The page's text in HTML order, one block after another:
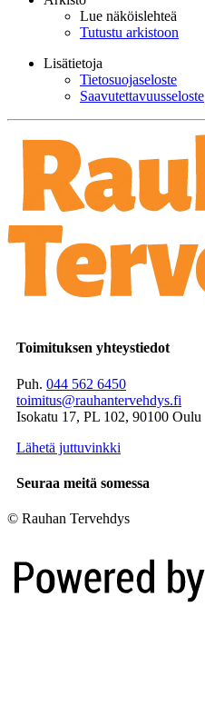
Lue näköislehteä
Tutustu arkistoon
Lisätietoja
Tietosuojaseloste
Saavutettavuusseloste
Toimituksen yhteystiedot
Puh. 044 562 6450
toimitus@rauhantervehdys.fi
Isokatu 17, PL 102, 90100 Oulu
Lähetä juttuvinkki
Seuraa meitä somessa
© Rauhan Tervehdys